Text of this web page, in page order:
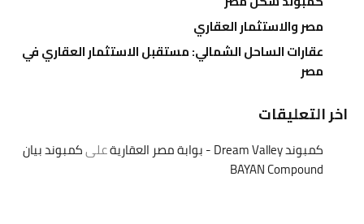
مصر والاستثمار العقاري
عقارات الساحل الشمالي: مستقبل الاستثمار العقاري في
مصر
اخر التعليقات
كمبوند Dream Valley - بوابة مصر العقارية علىكمبوند بيان
BAYAN Compound